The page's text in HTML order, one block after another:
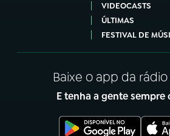
VIDEOCASTS
ÚLTIMAS
FESTIVAL DE
Baixe o app da
E tenha a gente sempre